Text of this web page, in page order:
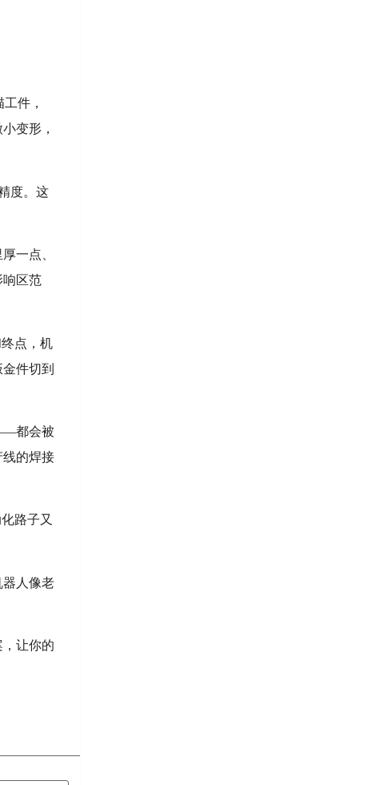
件，
变形，
度。这
一点、
响区范
点，机
件切到
都会被
线的焊接
路子又
器人像老
让你的